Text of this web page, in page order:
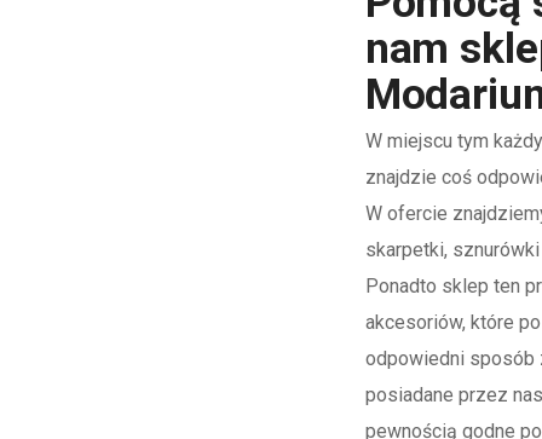
nam
W miejscu tym
znajdzie coś
W ofercie
skarpetki,
Ponadto sklep ten
akcesoriów, które
odpowiedni sposób
posiadane przez
pewnością godne